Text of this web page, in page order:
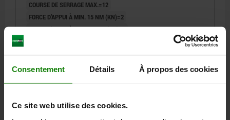
Consentement Détails À propos des cookies
Ce site web utilise des cookies.
COURSE DE SERRAGE MAX.=12
FORCE D’APPUI À MIN. 15 NM (KN)=2
FORCE D’APPUI À MAX. 30 NM (KN)=8
1.071,65 €
hors frais d’envoi